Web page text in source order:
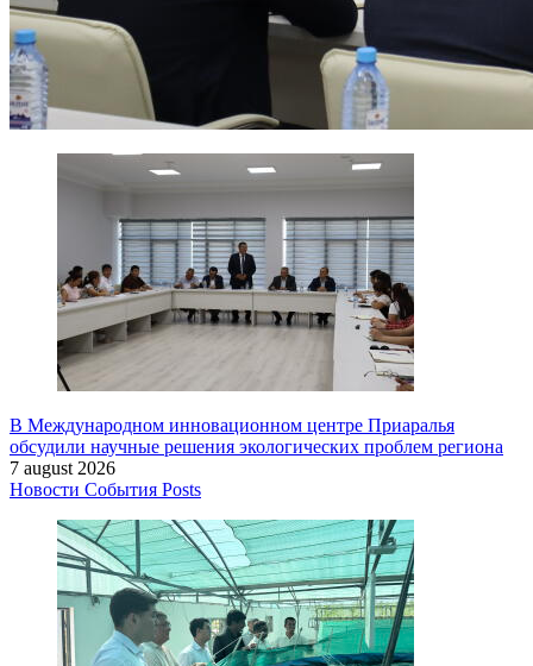
В Международном инновационном центре Приаралья
обсудили научные решения экологических проблем региона
7 august 2026
Новости События Posts